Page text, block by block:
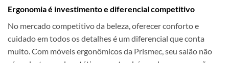
Ergonomia é investimento e diferencial competitivo
No mercado competitivo da beleza, oferecer conforto e
cuidado em todos os detalhes é um diferencial que conta
muito. Com móveis ergonômicos da Prismec, seu salão não